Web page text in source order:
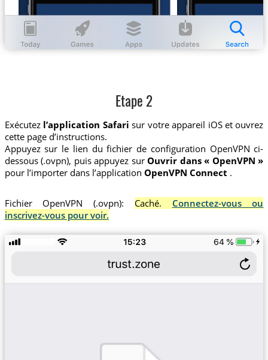
Etape 2
Exécutez l’application Safari sur votre appareil iOS et ouvrez
cette page d’instructions.
Appuyez sur le lien du fichier de configuration OpenVPN ci-
dessous (.ovpn), puis appuyez surOuvrir dans « OpenVPN »
pour l’importer dans l’application OpenVPN Connect .
Fichier OpenVPN (.ovpn): Caché. Connectez-vous ou
inscrivez-vous pour voir.